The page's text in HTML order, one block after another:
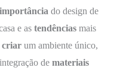
importânciado design de
e as tendênciasmais
criarum ambiente único,
de materiais